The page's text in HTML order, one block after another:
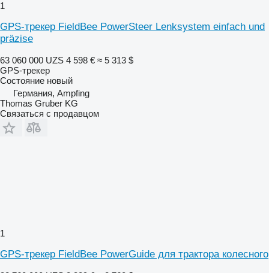
1
GPS-трекер FieldBee PowerSteer Lenksystem einfach und
präzise
63 060 000 UZS 4 598 € ≈ 5 313 $
GPS-трекер
Состояние новый
Германия, Ampfing
Thomas Gruber KG
Связаться с продавцом
1
GPS-трекер FieldBee PowerGuide для трактора колесного